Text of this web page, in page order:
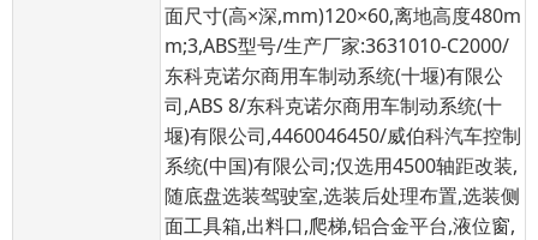
面尺寸(高×深,mm)120×60,离地高度480m
m;3,ABS型号/生产厂家:3631010-C2000/
东科克诺尔商用车制动系统(十堰)有限公
司,ABS 8/东科克诺尔商用车制动系统(十
堰)有限公司,4460046450/威伯科汽车控制
系统(中国)有限公司;仅选用4500轴距改装,
随底盘选装驾驶室,选装后处理布置,选装侧
面工具箱,出料口,爬梯,铝合金平台,液位窗,